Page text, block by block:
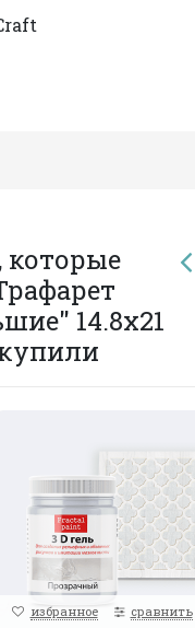
которые
14.8х21
избранное сравнить